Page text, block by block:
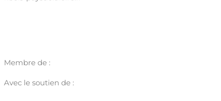
Membre de :
Avec le soutien de :